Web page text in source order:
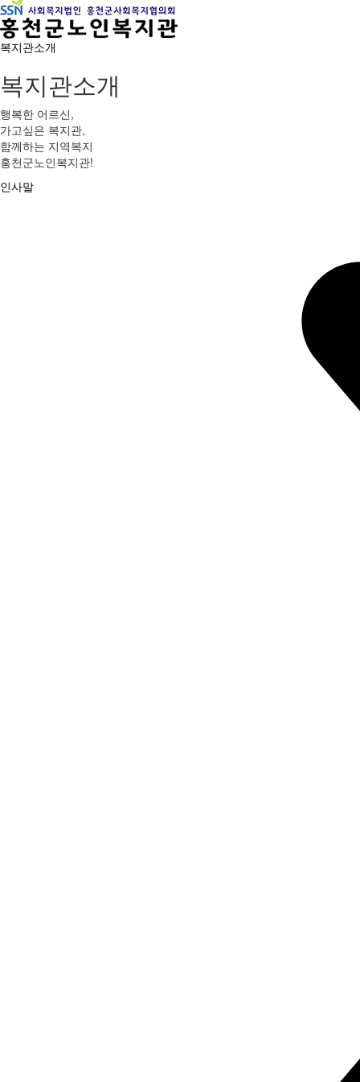
복지관소개
복지관소개
행복한 어르신,
가고싶은 복지관,
함께하는 지역복지
홍천군노인복지관!
인사말